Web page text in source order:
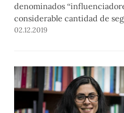
denominados
considerable cantidad de
sociales y sus opiniones son
productos/servicios o
del análisis ético respecto a
aspectos […]
02.12.2019